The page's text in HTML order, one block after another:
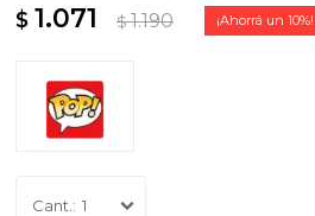
$ 1.071 $ 1.190 10
1